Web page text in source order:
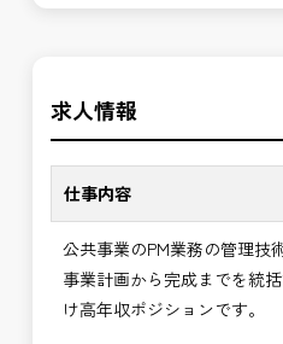
の価値を最大限に発揮でき
・事業計画から完成までを
意思決定に関与できる
・技術だけでなく経営・事
が身につく
職場環境
✅「仕事のやりがい」と
に致します。
⭐＝＝お祝い金100,000円
※お祝い金の支給条件は、
た方が対象となります。
その他支給条件の詳細につ
求人情報
仕事内容
公共事業のPM業務の管理技
事業計画から完成までを統
け高年収ポジションです。